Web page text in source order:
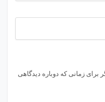
برای زمانی که دوباره دیدگاهی